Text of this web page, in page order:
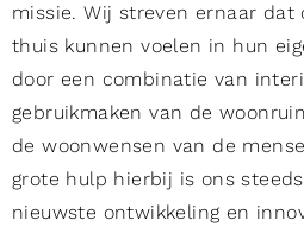
missie. Wij streven ernaar
thuis kunnen voelen in hun
door een combinatie van
gebruikmaken van de
de woonwensen van de
grote hulp hierbij is ons
nieuwste ontwikkeling en